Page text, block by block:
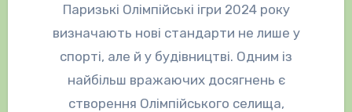
Паризькі Олімпійські ігри 2024 року
визначають нові стандарти не лише у
спорті, але й у будівництві. Одним із
найбільш вражаючих досягнень є
створення Олімпійського селища,